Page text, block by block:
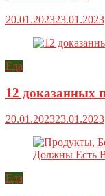
20.01.202323.01.2023
Еда
12 доказанных
20.01.202323.01.2023
Еда